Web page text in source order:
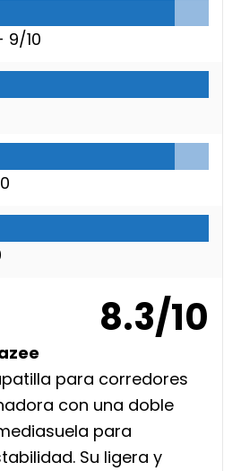
9/10
8.3/10
para corredores
con una doble
para
Su ligera y